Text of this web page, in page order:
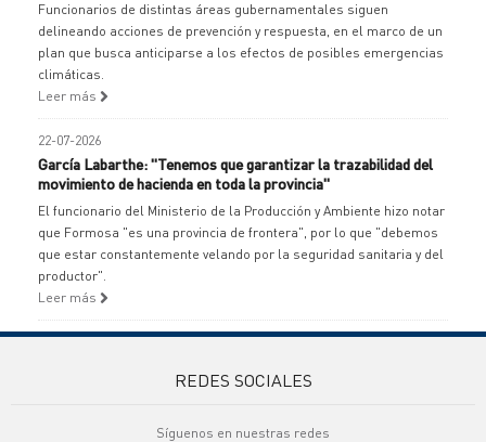
Funcionarios de distintas áreas gubernamentales siguen
delineando acciones de prevención y respuesta, en el marco de un
plan que busca anticiparse a los efectos de posibles emergencias
climáticas.
Leer más
22-07-2026
García Labarthe: "Tenemos que garantizar la trazabilidad del
movimiento de hacienda en toda la provincia"
El funcionario del Ministerio de la Producción y Ambiente hizo notar
que Formosa "es una provincia de frontera", por lo que "debemos
que estar constantemente velando por la seguridad sanitaria y del
productor".
Leer más
REDES SOCIALES
Síguenos en nuestras redes